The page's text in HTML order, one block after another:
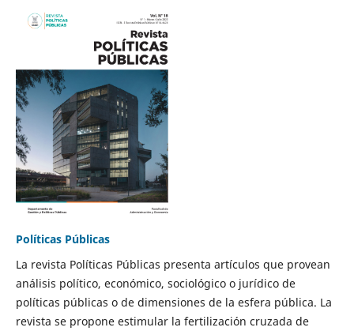
Políticas Públicas
La revista Políticas Públicas presenta artículos que provean
análisis político, económico, sociológico o jurídico de
políticas públicas o de dimensiones de la esfera pública. La
revista se propone estimular la fertilización cruzada de